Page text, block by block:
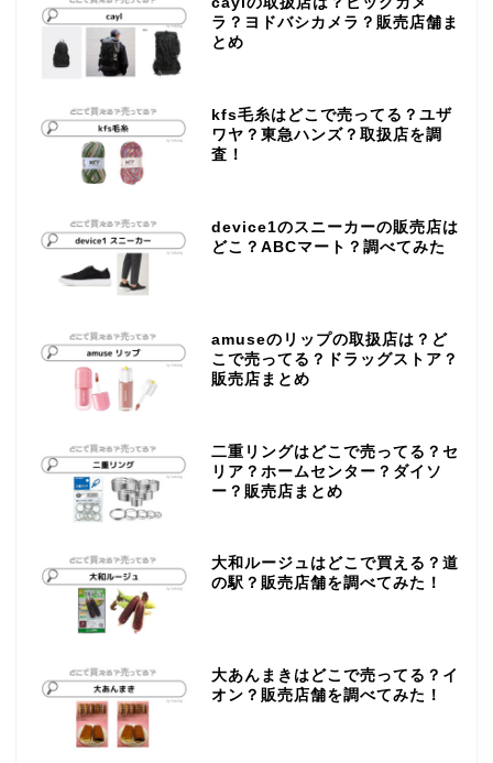
ラ？ヨドバシカメラ？販売店舗ま
とめ
kfs毛糸はどこで売ってる？ユザ
ワヤ？東急ハンズ？取扱店を調
査！
device1のスニーカーの販売店は
どこ？ABCマート？調べてみた
amuseのリップの取扱店は？ど
こで売ってる？ドラッグストア？
販売店まとめ
二重リングはどこで売ってる？セ
リア？ホームセンター？ダイソ
ー？販売店まとめ
大和ルージュはどこで買える？道
の駅？販売店舗を調べてみた！
大あんまきはどこで売ってる？イ
オン？販売店舗を調べてみた！